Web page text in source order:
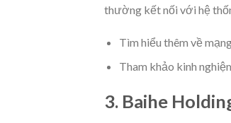
thường kết nối với hệ
Tìm hiểu thêm về
Tham khảo kinh
3. Baihe